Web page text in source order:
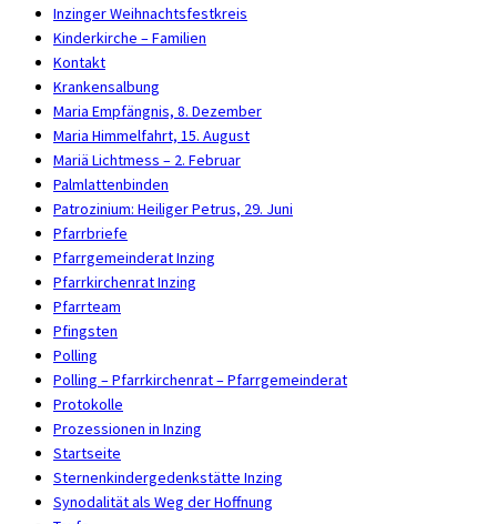
Inzinger Weihnachtsfestkreis
Kinderkirche – Familien
Kontakt
Krankensalbung
Maria Empfängnis, 8. Dezember
Maria Himmelfahrt, 15. August
Mariä Lichtmess – 2. Februar
Palmlattenbinden
Patrozinium: Heiliger Petrus, 29. Juni
Pfarrbriefe
Pfarrgemeinderat Inzing
Pfarrkirchenrat Inzing
Pfarrteam
Pfingsten
Polling
Polling – Pfarrkirchenrat – Pfarrgemeinderat
Protokolle
Prozessionen in Inzing
Startseite
Sternenkindergedenkstätte Inzing
Synodalität als Weg der Hoffnung